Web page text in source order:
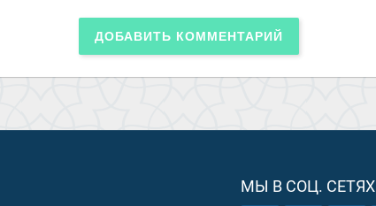
ДОБАВИТЬ КОММЕНТАРИЙ
МЫ В СОЦ. СЕТЯХ